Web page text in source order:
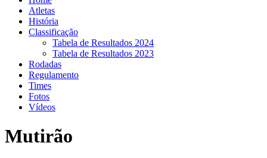
Atletas
História
Classificação
Tabela de Resultados 2024
Tabela de Resultados 2023
Rodadas
Regulamento
Times
Fotos
Vídeos
Mutirão